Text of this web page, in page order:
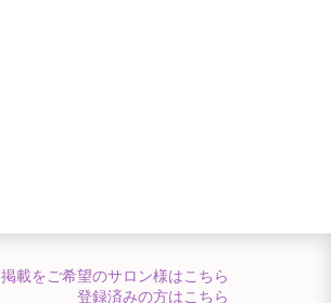
掲載をご希望のサロン様はこちら
登録済みの方はこちら